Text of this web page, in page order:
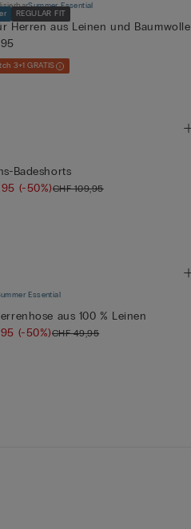
REGULAR FIT
Summer Essential
Herren aus Leinen und Baumwolle
3+1 GRATIS
Badeshorts
(-50%)CHF 109,95
Essential
aus 100 % Leinen
(-50%)CHF 49,95